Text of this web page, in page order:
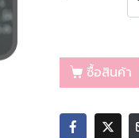
ซื้อสินค้า